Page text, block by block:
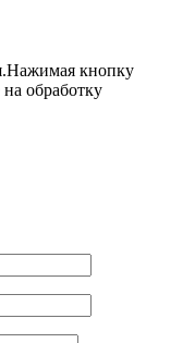
Нажимая кнопку
обработку